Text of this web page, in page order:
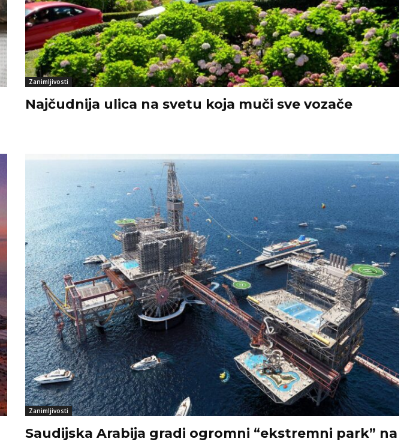
Zanimljivosti
Najčudnija ulica na svetu koja muči sve vozače
Zanimljivosti
Saudijska Arabija gradi ogromni “ekstremni park” na